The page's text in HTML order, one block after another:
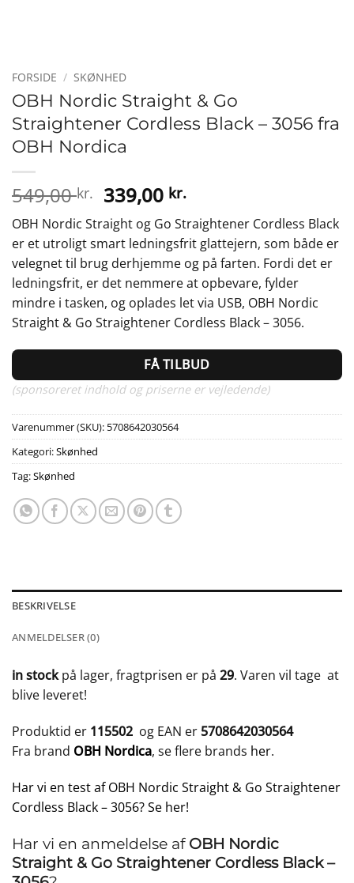
FORSIDE / SKØNHED
OBH Nordic Straight & Go
Straightener Cordless Black – 3056 fra
OBH Nordica
549,00kr. Den
oprindelige
pris
var:
549,00 kr..
339,00 kr.Den
aktuelle
pris
er:
339,00 kr..
OBH Nordic Straight og Go Straightener Cordless Black
er et utroligt smart ledningsfrit glattejern, som både er
velegnet til brug derhjemme og på farten. Fordi det er
ledningsfrit, er det nemmere at opbevare, fylder
mindre i tasken, og oplades let via USB, OBH Nordic
Straight & Go Straightener Cordless Black – 3056.
FÅ TILBUD
(sponsoreret indhold og priserne er vejledende)
Varenummer (SKU): 5708642030564
Kategori:Skønhed
Tag:Skønhed
BESKRIVELSE
ANMELDELSER (0)
in stockpå lager, fragtprisen er på 29. Varen vil tage at
blive leveret!
Produktid er 115502 og EAN er 5708642030564
Fra brand OBH Nordica, se flere brands her.
Har vi en test af OBH Nordic Straight & Go Straightener
Cordless Black – 3056? Se her!
Har vi en anmeldelse af OBH Nordic
Straight & Go Straightener Cordless Black –